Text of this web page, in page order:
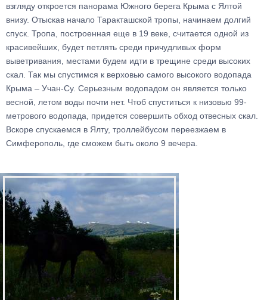
взгляду откроется панорама Южного берега Крыма с Ялтой
внизу. Отыскав начало Таракташской тропы, начинаем долгий
спуск. Тропа, построенная еще в 19 веке, считается одной из
красивейших, будет петлять среди причудливых форм
выветривания, местами будем идти в трещине среди высоких
скал. Так мы спустимся к верховью самого высокого водопада
Крыма – Учан-Су. Серьезным водопадом он является только
весной, летом воды почти нет. Чтоб спуститься к низовью 99-
метрового водопада, придется совершить обход отвесных скал.
Вскоре спускаемся в Ялту, троллейбусом переезжаем в
Симферополь, где сможем быть около 9 вечера.